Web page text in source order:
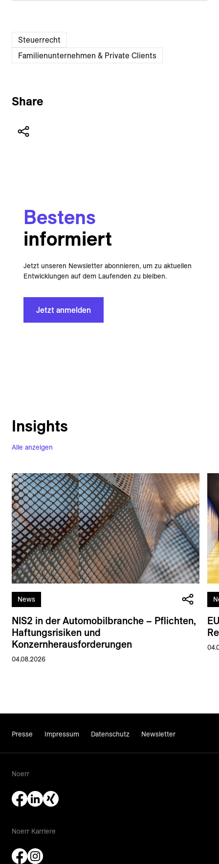
Steuerrecht
Familienunternehmen & Private Clients
Share
Bestens
informiert
Jetzt unseren Newsletter abonnieren, um zu aktuellen
Entwicklungen auf dem Laufenden zu bleiben.
Jetzt anmelden
Alle anzeigen
Insights
News
NIS2 in der Automobilbranche – Pflichten,
Haftungsrisiken und
Konzernherausforderungen
04.08.2026
Presse Impressum Datenschutz Newsletter
Noerr
Noerr Karriere